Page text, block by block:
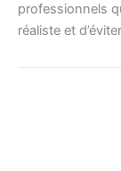
professionnels
réaliste et